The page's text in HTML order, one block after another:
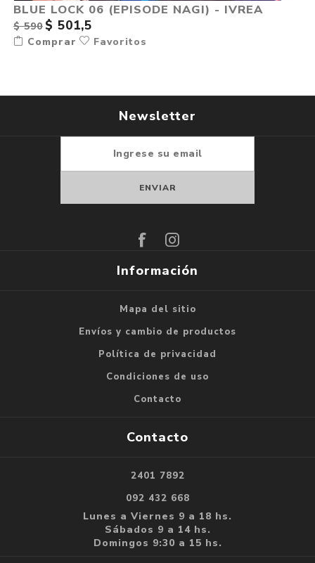
BLUE LOCK 06 (EPISODE NAGI) - IVREA
$ 590 $ 501,5
Comprar Favoritos
Newsletter
Información
Mapa del sitio
Envíos y cambio de productos
Política de privacidad
Condiciones de uso
Contacto
Contacto
2401 7892
092 432 668
Lunes a Viernes 9 a 18 hs.
Sábados 9 a 14 hs.
Domingos 9:30 a 15 hs.